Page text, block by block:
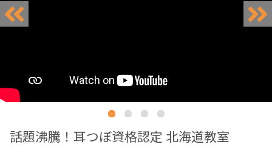
話題沸騰！耳つぼ資格認定 北海道教室